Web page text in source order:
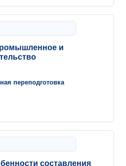
и
переподготовка
составления